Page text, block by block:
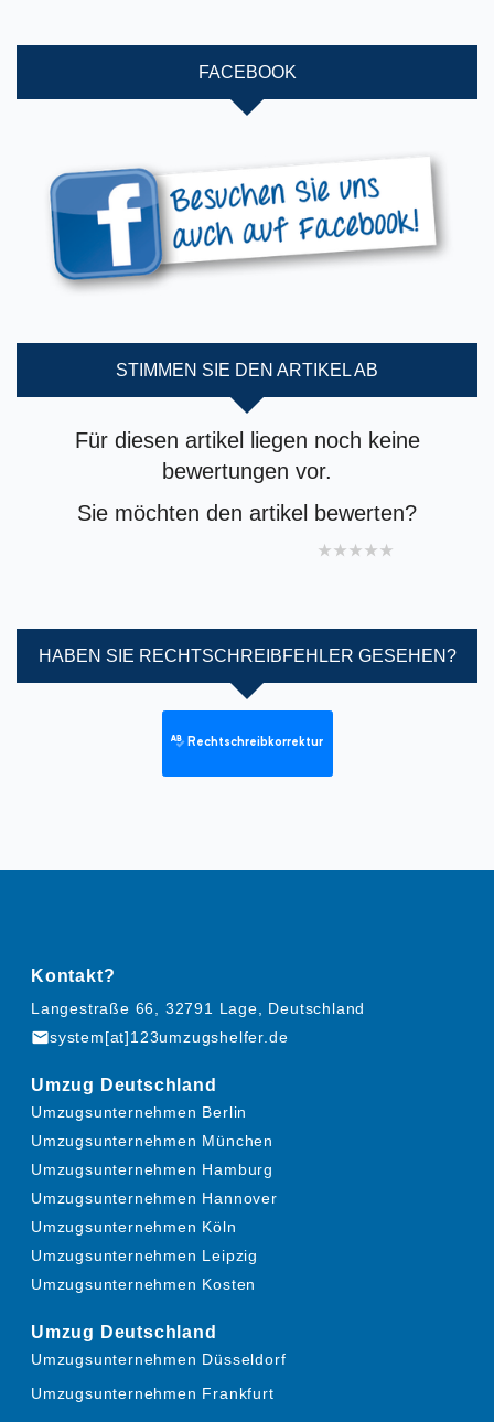
FACEBOOK
STIMMEN SIE DEN ARTIKEL AB
Für diesen artikel liegen noch keine
bewertungen vor.
Sie möchten den artikel bewerten?
4 stars
3 stars
2 stars
1 star
HABEN SIE RECHTSCHREIBFEHLER GESEHEN?
Rechtschreibkorrektur
Kontakt?
Langestraße 66, 32791 Lage, Deutschland
mailsystem[at]123umzugshelfer.de
Umzug Deutschland
Umzugsunternehmen Berlin
Umzugsunternehmen München
Umzugsunternehmen Hamburg
Umzugsunternehmen Hannover
Umzugsunternehmen Köln
Umzugsunternehmen Leipzig
Umzugsunternehmen Kosten
Umzug Deutschland
Umzugsunternehmen Düsseldorf
Umzugsunternehmen Frankfurt